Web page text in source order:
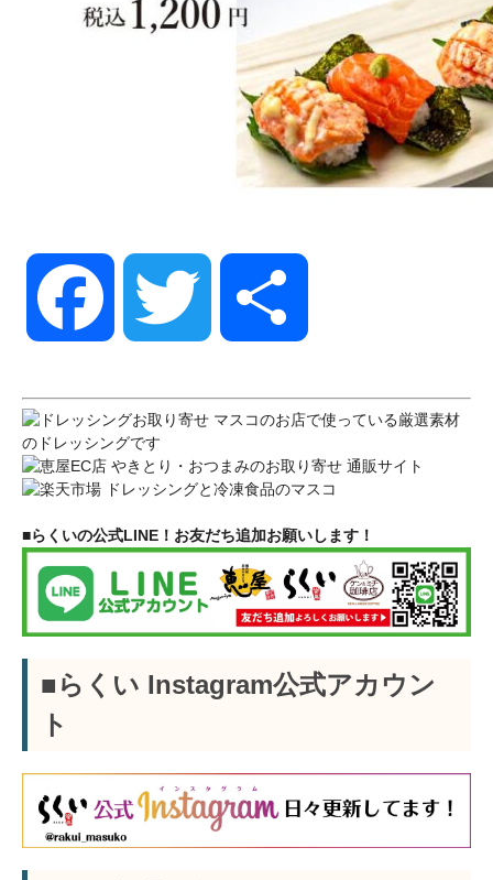
Facebook Twitter
■らくいの公式LINE！お友だち追加お願いします！
■らくい Instagram公式アカウン
ト